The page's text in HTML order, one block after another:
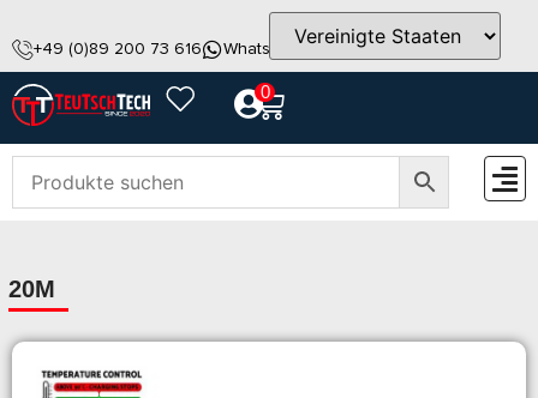
+49 (0)89 200 73 616 WhatsApp info@teutschtech.com
0
20M